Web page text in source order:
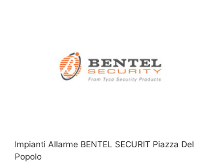
Impianti Allarme BENTEL SECURIT Piazza Del
Popolo